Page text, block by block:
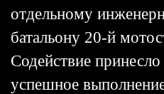
отдельному
батальону 20-й
Содействие
успешное